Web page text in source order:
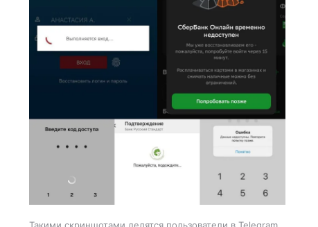
Такими скриншотами делятся пользователи в Telegram.